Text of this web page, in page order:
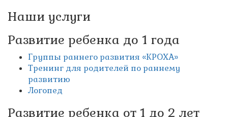
Наши услуги
Развитие ребенка до 1 года
Группы раннего развития «КРОХА»
Тренинг для родителей по раннему
развитию
Логопед
Развитие ребенка от 1 до 2 лет